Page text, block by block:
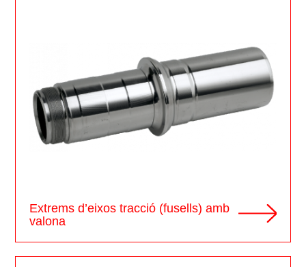
Extrems d’eixos tracció (fusells) amb
valona